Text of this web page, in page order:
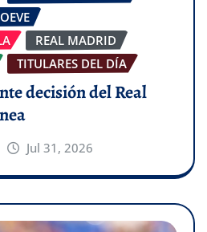
REAL MADRID
TITULARES DEL DÍA
decisión del Real
Jul 31, 2026